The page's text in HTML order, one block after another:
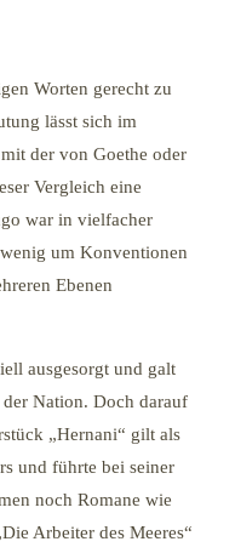
Worten gerecht zu
lässt sich im
der von Goethe oder
Vergleich eine
war in vielfacher
um Konventionen
Ebenen
ausgesorgt und galt
Nation. Doch darauf
„Hernani“ gilt als
und führte bei seiner
noch Romane wie
Arbeiter des Meeres“